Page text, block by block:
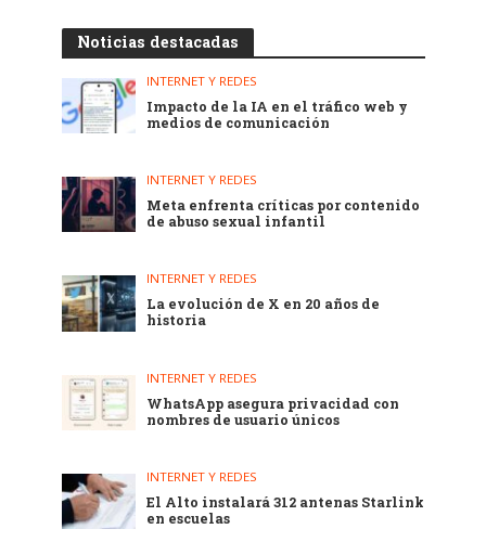
Noticias destacadas
INTERNET Y REDES
Impacto de la IA en el tráfico web y
medios de comunicación
INTERNET Y REDES
Meta enfrenta críticas por contenido
de abuso sexual infantil
INTERNET Y REDES
La evolución de X en 20 años de
historia
INTERNET Y REDES
WhatsApp asegura privacidad con
nombres de usuario únicos
INTERNET Y REDES
El Alto instalará 312 antenas Starlink
en escuelas